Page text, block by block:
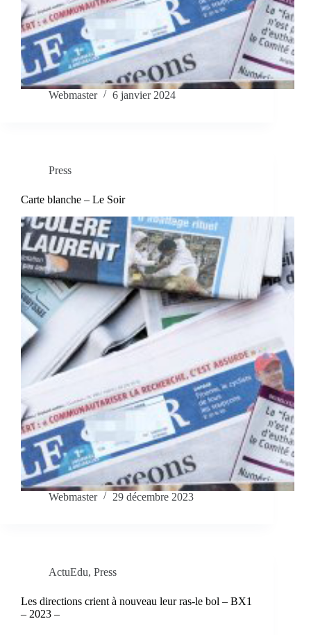
Webmaster 6 janvier 2024
Press
Carte blanche – Le Soir
Webmaster 29 décembre 2023
ActuEdu, Press
Les directions crient à nouveau leur ras-le bol – BX1
– 2023 –